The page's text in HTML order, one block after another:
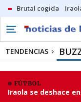
Brutal cogida
TENDENCIAS
FÚTBOL
Iraola se deshace